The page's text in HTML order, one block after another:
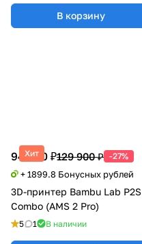
В корзину
Хит
94 990 ₽129 900 ₽ -27%
+ 1899.8 Бонусных рублей
3D-принтер Bambu Lab P2S
Combo (AMS 2 Pro)
5 1 В наличии